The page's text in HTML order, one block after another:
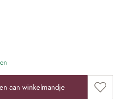
de gewenste waarde in of
aan winkelmandje